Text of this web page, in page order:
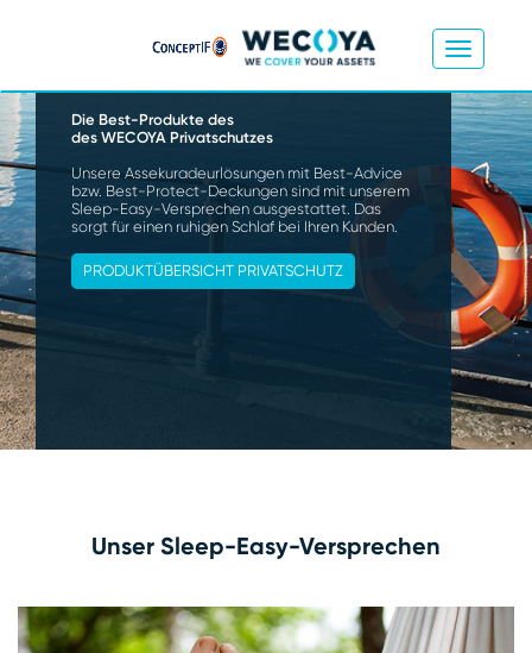
Die Best-Produkte des
des WECOYA Privatschutzes
Unsere Assekuradeurlösungen mit Best-Advice
bzw. Best-Protect-Deckungen sind mit unserem
Sleep-Easy-Versprechen ausgestattet. Das
sorgt für einen ruhigen Schlaf bei Ihren Kunden.
PRODUKTÜBERSICHT PRIVATSCHUTZ
Unser Sleep-Easy-Versprechen